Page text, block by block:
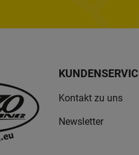
Kontakt zu uns
Newsletter